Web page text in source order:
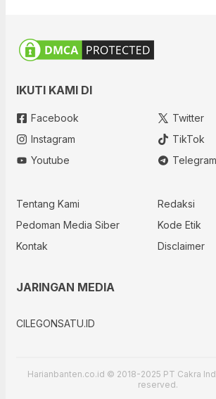
IKUTI KAMI DI
Facebook
Twitter
Instagram
TikTok
Youtube
Telegram
Tentang Kami
Redaksi
Pedoman Media Siber
Kode Etik
Kontak
Disclaimer
JARINGAN MEDIA
CILEGONSATU.ID
Harianbanten.co.id © 2018-2025 PT Cakra
reserved.